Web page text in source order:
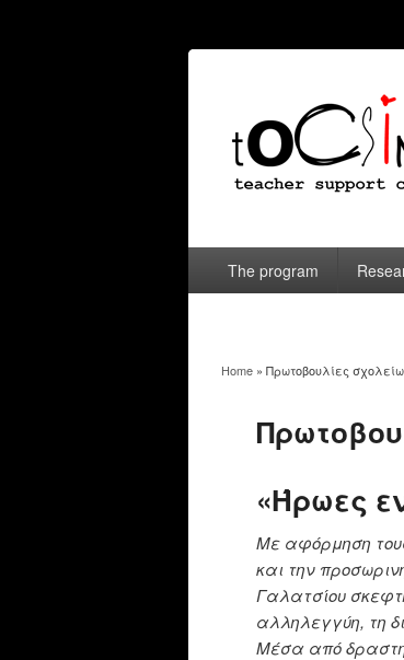
The program
You are here
Home » Πρωτοβουλίες
«Ήρωες
Με αφόρμηση
και την
Γαλατσίου
αλληλεγγύη, τη
Μέσα από